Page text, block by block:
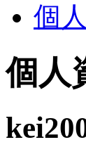
個
個人